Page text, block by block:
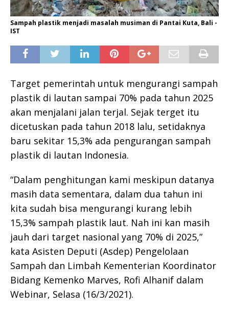
Sampah plastik menjadi masalah musiman di Pantai Kuta, Bali -
IST
Target pemerintah untuk mengurangi sampah
plastik di lautan sampai 70% pada tahun 2025
akan menjalani jalan terjal. Sejak terget itu
dicetuskan pada tahun 2018 lalu, setidaknya
baru sekitar 15,3% ada pengurangan sampah
plastik di lautan Indonesia.
“Dalam penghitungan kami meskipun datanya
masih data sementara, dalam dua tahun ini
kita sudah bisa mengurangi kurang lebih
15,3% sampah plastik laut. Nah ini kan masih
jauh dari target nasional yang 70% di 2025,”
kata Asisten Deputi (Asdep) Pengelolaan
Sampah dan Limbah Kementerian Koordinator
Bidang Kemenko Marves, Rofi Alhanif dalam
Webinar, Selasa (16/3/2021).